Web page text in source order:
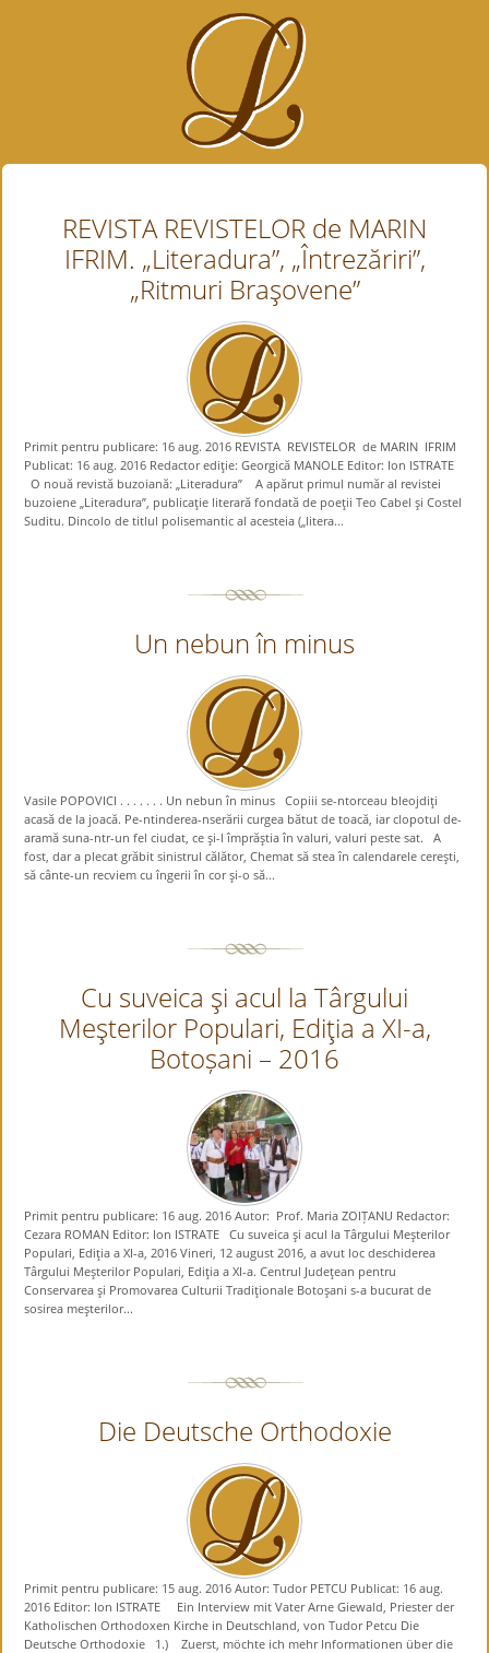
REVISTA REVISTELOR de MARIN
IFRIM. „Literadura”, „Întrezăriri”,
„Ritmuri Braşovene”
Primit pentru publicare: 16 aug. 2016 REVISTA REVISTELOR de MARIN IFRIM
Publicat: 16 aug. 2016 Redactor ediţie: Georgică MANOLE Editor: Ion ISTRATE
O nouă revistă buzoiană: „Literadura” A apărut primul număr al revistei
buzoiene „Literadura”, publicaţie literară fondată de poeţii Teo Cabel şi Costel
Suditu. Dincolo de titlul polisemantic al acesteia („litera...
Un nebun în minus
Vasile POPOVICI . . . . . . . Un nebun în minus Copiii se-ntorceau bleojdiţi
acasă de la joacă. Pe-ntinderea-nserării curgea bătut de toacă, iar clopotul de-
aramă suna-ntr-un fel ciudat, ce şi-l împrăştia în valuri, valuri peste sat. A
fost, dar a plecat grăbit sinistrul călător, Chemat să stea în calendarele cereşti,
să cânte-un recviem cu îngerii în cor şi-o să...
Cu suveica şi acul la Târgului
Meşterilor Populari, Ediţia a XI-a,
Botoșani – 2016
Primit pentru publicare: 16 aug. 2016 Autor: Prof. Maria ZOIȚANU Redactor:
Cezara ROMAN Editor: Ion ISTRATE Cu suveica şi acul la Târgului Meşterilor
Populari, Ediţia a XI-a, 2016 Vineri, 12 august 2016, a avut loc deschiderea
Târgului Meşterilor Populari, Ediţia a XI-a. Centrul Judeţean pentru
Conservarea şi Promovarea Culturii Tradiţionale Botoşani s-a bucurat de
sosirea meşterilor...
Die Deutsche Orthodoxie
Primit pentru publicare: 15 aug. 2016 Autor: Tudor PETCU Publicat: 16 aug.
2016 Editor: Ion ISTRATE Ein Interview mit Vater Arne Giewald, Priester der
Katholischen Orthodoxen Kirche in Deutschland, von Tudor Petcu Die
Deutsche Orthodoxie 1.) Zuerst, möchte ich mehr Informationen über die